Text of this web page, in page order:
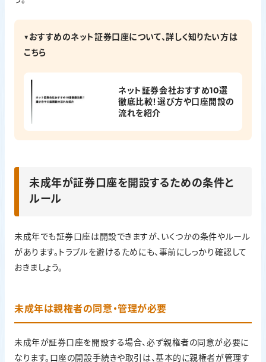
▼おすすめのネット証券口座について、詳しく知りたい方は
こちら
ネット証券会社おすすめ10選
徹底比較！選び方や口座開設の
流れを紹介
未成年が証券口座を開設するための条件と
ルール
未成年でも証券口座は開設できますが、いくつかの条件やルール
があります。トラブルを避けるためにも、事前にしっかり確認して
おきましょう。
未成年は親権者の同意・管理が必要
未成年が証券口座を開設する場合、必ず親権者の同意が必要に
なります。口座の開設手続きや取引は、基本的に親権者が管理す